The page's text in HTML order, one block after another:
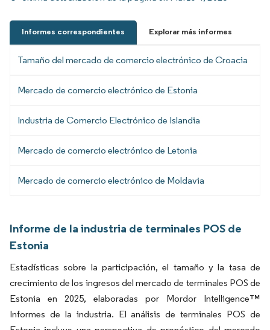
Informes correspondientes Explorar más informes
Tamaño del mercado de comercio electrónico de Croacia
Mercado de comercio electrónico de Estonia
Industria de Comercio Electrónico de Islandia
Mercado de comercio electrónico de Letonia
Mercado de comercio electrónico de Moldavia
Informe de la industria de terminales POS de
Estonia
Estadísticas sobre la participación, el tamaño y la tasa de
crecimiento de los ingresos del mercado de terminales POS de
Estonia en 2025, elaboradas por Mordor Intelligence™
Informes de la industria. El análisis de terminales POS de